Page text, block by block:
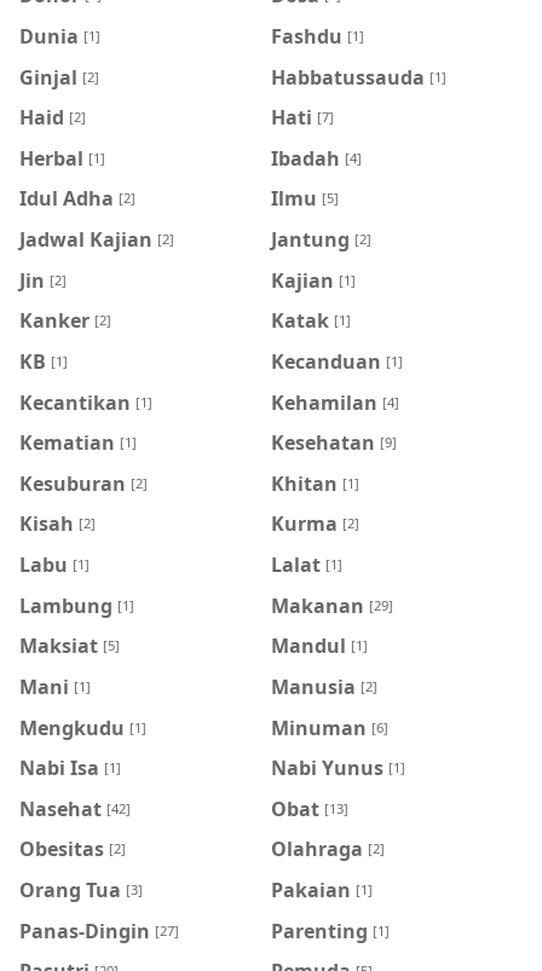
Dunia [1] Fashdu [1]
Ginjal [2] Habbatussauda [1]
Haid [2] Hati [7]
Herbal [1] Ibadah [4]
Idul Adha [2] Ilmu [5]
Jadwal Kajian [2] Jantung [2]
Jin [2] Kajian [1]
Kanker [2] Katak [1]
KB [1] Kecanduan [1]
Kecantikan [1] Kehamilan [4]
Kematian [1] Kesehatan [9]
Kesuburan [2] Khitan [1]
Kisah [2] Kurma [2]
Labu [1] Lalat [1]
Lambung [1] Makanan [29]
Maksiat [5] Mandul [1]
Mani [1] Manusia [2]
Mengkudu [1] Minuman [6]
Nabi Isa [1] Nabi Yunus [1]
Nasehat [42] Obat [13]
Obesitas [2] Olahraga [2]
Orang Tua [3] Pakaian [1]
Panas-Dingin [27] Parenting [1]